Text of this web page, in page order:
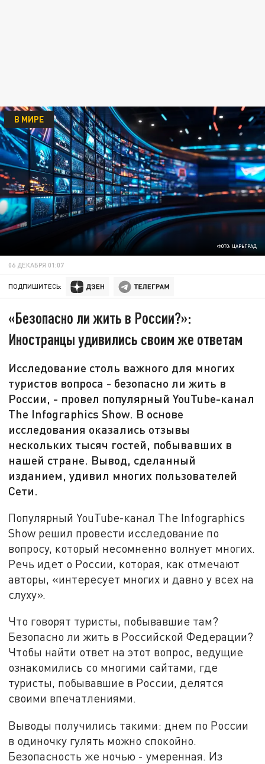
ФОТО: ЦАРЬГРАД
В МИРЕ
06 ДЕКАБРЯ 01:07
ПОДПИШИТЕСЬ:
«Безопасно ли жить в России?»:
Иностранцы удивились своим же ответам
Исследование столь важного для многих
туристов вопроса - безопасно ли жить в
России, - провел популярный YouTube-канал
The Infographics Show. В основе
исследования оказались отзывы
нескольких тысяч гостей, побывавших в
нашей стране. Вывод, сделанный
изданием, удивил многих пользователей
Сети.
Популярный YouTube-канал The Infographics
Show решил провести исследование по
вопросу, который несомненно волнует многих.
Речь идет о России, которая, как отмечают
авторы, «интересует многих и давно у всех на
слуху».
Что говорят туристы, побывавшие там?
Безопасно ли жить в Российской Федерации?
Чтобы найти ответ на этот вопрос, ведущие
ознакомились со многими сайтами, где
туристы, побывавшие в России, делятся
своими впечатлениями.
Выводы получились такими: днем по России
в одиночку гулять можно спокойно.
Безопасность же ночью - умеренная. Из